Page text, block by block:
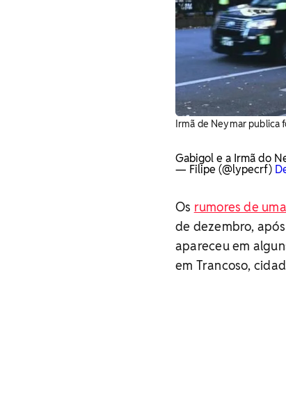
Irmã de Neymar publica
Gabigol e a Irmã do
— Filipe (@lypecrf)
Os rumores de
de dezembro,
apareceu em
em Trancoso,